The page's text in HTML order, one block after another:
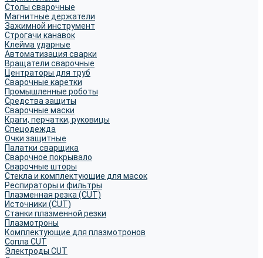
Столы сварочные
Магнитные держатели
Зажимной инструмент
Строгачи канавок
Клейма ударные
Автоматизация сварки
Вращатели сварочные
Центраторы для труб
Сварочные каретки
Промышленные роботы
Средства защиты
Сварочные маски
Краги, перчатки, руковицы
Спецодежда
Очки защитные
Палатки сварщика
Сварочное покрывало
Сварочные шторы
Стекла и комплектующие для масок
Респираторы и фильтры
Плазменная резка (CUT)
Источники (CUT)
Станки плазменной резки
Плазмотроны
Комплектующие для плазмотронов
Сопла CUT
Электроды CUT